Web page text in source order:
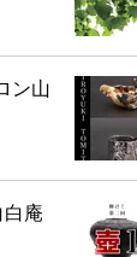
ン山
庵